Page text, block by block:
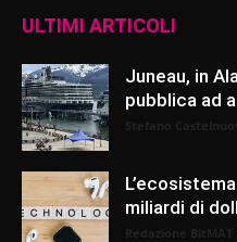
ULTIMI ARTICOLI
Juneau, in
pubblica ad
miliardi di